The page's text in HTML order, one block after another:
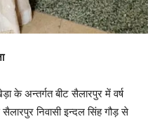
के अन्तर्गत बीट सैलारपुर में वर्ष
निवासी इन्दल सिंह गौड़ से